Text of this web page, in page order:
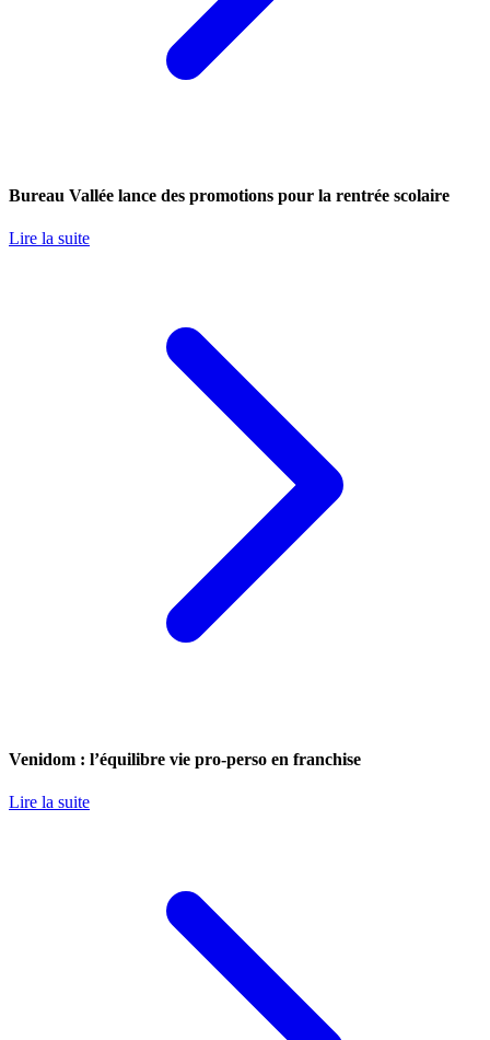
Bureau Vallée lance des promotions pour la rentrée scolaire
Lire la suite
Venidom : l’équilibre vie pro-perso en franchise
Lire la suite